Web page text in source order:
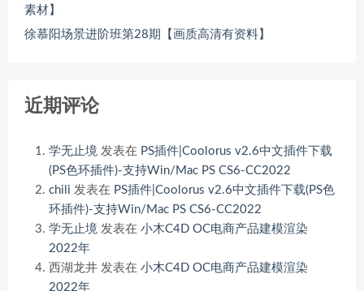
素材】
徐慕阳场景进阶班第28期【画质高清有资料】
近期评论
学无止境 发表在 PS插件|Coolorus v2.6中文插件下载
(PS色环插件)-支持Win/Mac PS CS6-CC2022
chili 发表在 PS插件|Coolorus v2.6中文插件下载(PS色
环插件)-支持Win/Mac PS CS6-CC2022
学无止境 发表在 小木C4D OC电商产品建模渲染
2022年
西湖龙井 发表在 小木C4D OC电商产品建模渲染
2022年